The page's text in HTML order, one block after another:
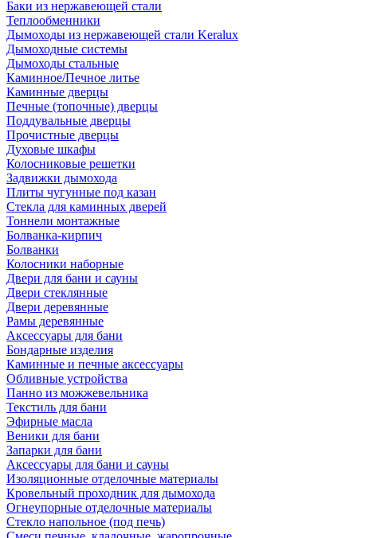
Баки из нержавеющей стали
Теплообменники
Дымоходы из нержавеющей стали Keralux
Дымоходные системы
Дымоходы стальные
Каминное/Печное литье
Каминные дверцы
Печные (топочные) дверцы
Поддувальные дверцы
Прочистные дверцы
Духовые шкафы
Колосниковые решетки
Задвижки дымохода
Плиты чугунные под казан
Стекла для каминных дверей
Тоннели монтажные
Болванка-кирпич
Болванки
Колосники наборные
Двери для бани и сауны
Двери стеклянные
Двери деревянные
Рамы деревянные
Аксессуары для бани
Бондарные изделия
Каминные и печные аксессуары
Обливные устройства
Панно из можжевельника
Текстиль для бани
Эфирные масла
Веники для бани
Запарки для бани
Аксессуары для бани и сауны
Изоляционные отделочные материалы
Кровельный проходник для дымохода
Огнеупорные отделочные материалы
Стекло напольное (под печь)